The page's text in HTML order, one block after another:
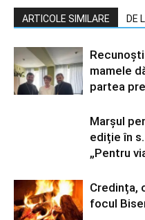
ARTICOLE SIMILARE DE
mamele
partea
Marșul
ediție în
„Pentru
Credința,
focul